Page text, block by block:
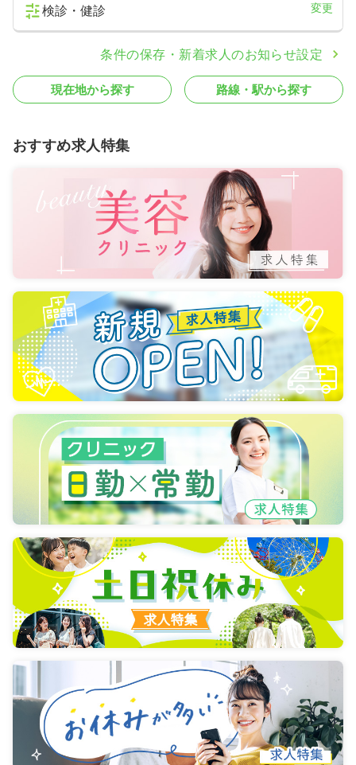
検診・健診 変更
条件の保存・新着求人のお知らせ設定
現在地から探す 路線・駅から探す
おすすめ求人特集